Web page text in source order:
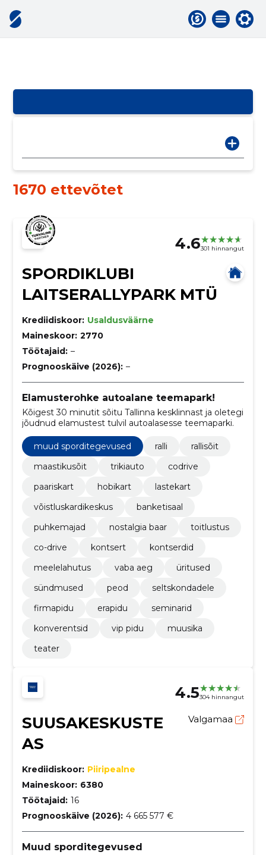
1670 ettevõtet
4.6301 hinnangut
SPORDIKLUBI
LAITSERALLYPARK MTÜ
Krediidiskoor: Usaldusväärne
Maineskoor: 2770
Töötajaid: –
Prognooskäive (2026): –
Elamusterohke autoalane teemapark!
Kõigest 30 minutit sõitu Tallinna kesklinnast ja oletegi
jõudnud elamustest tulvil autoalasesse teemaparki.
muud sporditegevused ralli
rallisõit
maastikusõit
trikiauto
codrive
paariskart
hobikart
lastekart
võistluskardikeskus
banketisaal
puhkemajad
nostalgia baar
toitlustus
co-drive
kontsert
kontserdid
meelelahutus
vaba aeg
üritused
sündmused
peod
seltskondadele
firmapidu
erapidu
seminarid
konverentsid
vip pidu
muusika
teater
4.5304 hinnangut
SUUSAKESKUSTE
AS
Valgamaa
Krediidiskoor: Piiripealne
Maineskoor: 6380
Töötajaid: 16
Prognooskäive (2026): 4 665 577 €
Muud sporditegevused